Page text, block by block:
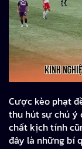
Cược kèo phạt
thu hút sự chú
chất kịch tính
đây là những bí